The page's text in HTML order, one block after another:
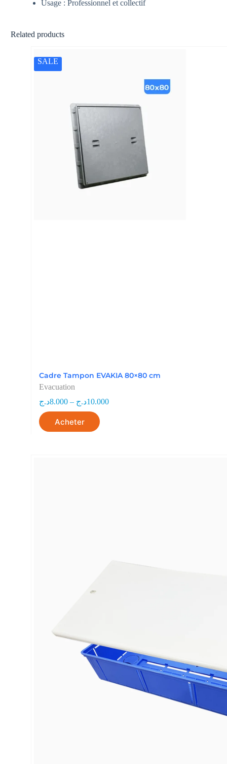
Usage : Professionnel et collectif
Related products
SALE
Cadre Tampon EVAKIA 80×80 cm
Evacuation
8.000د.ج – 10.000د.ج
Acheter